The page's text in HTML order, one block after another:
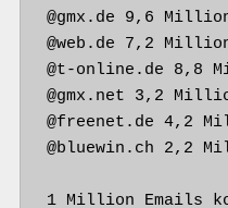
@gmx.de 9,6
@web.de 7,2
@t-online.de 8,8
@gmx.net 3,2
@freenet.de 4,2
@bluewin.ch 2,2
1 Million Emails